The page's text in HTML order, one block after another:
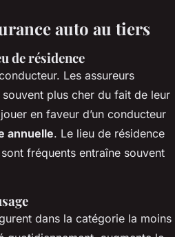
auto au tiers
de résidence
Les assureurs
plus cher du fait de leur
en faveur d’un conducteur
annuelle. Le lieu de résidence
fréquents entraîne souvent
dans la catégorie la moins